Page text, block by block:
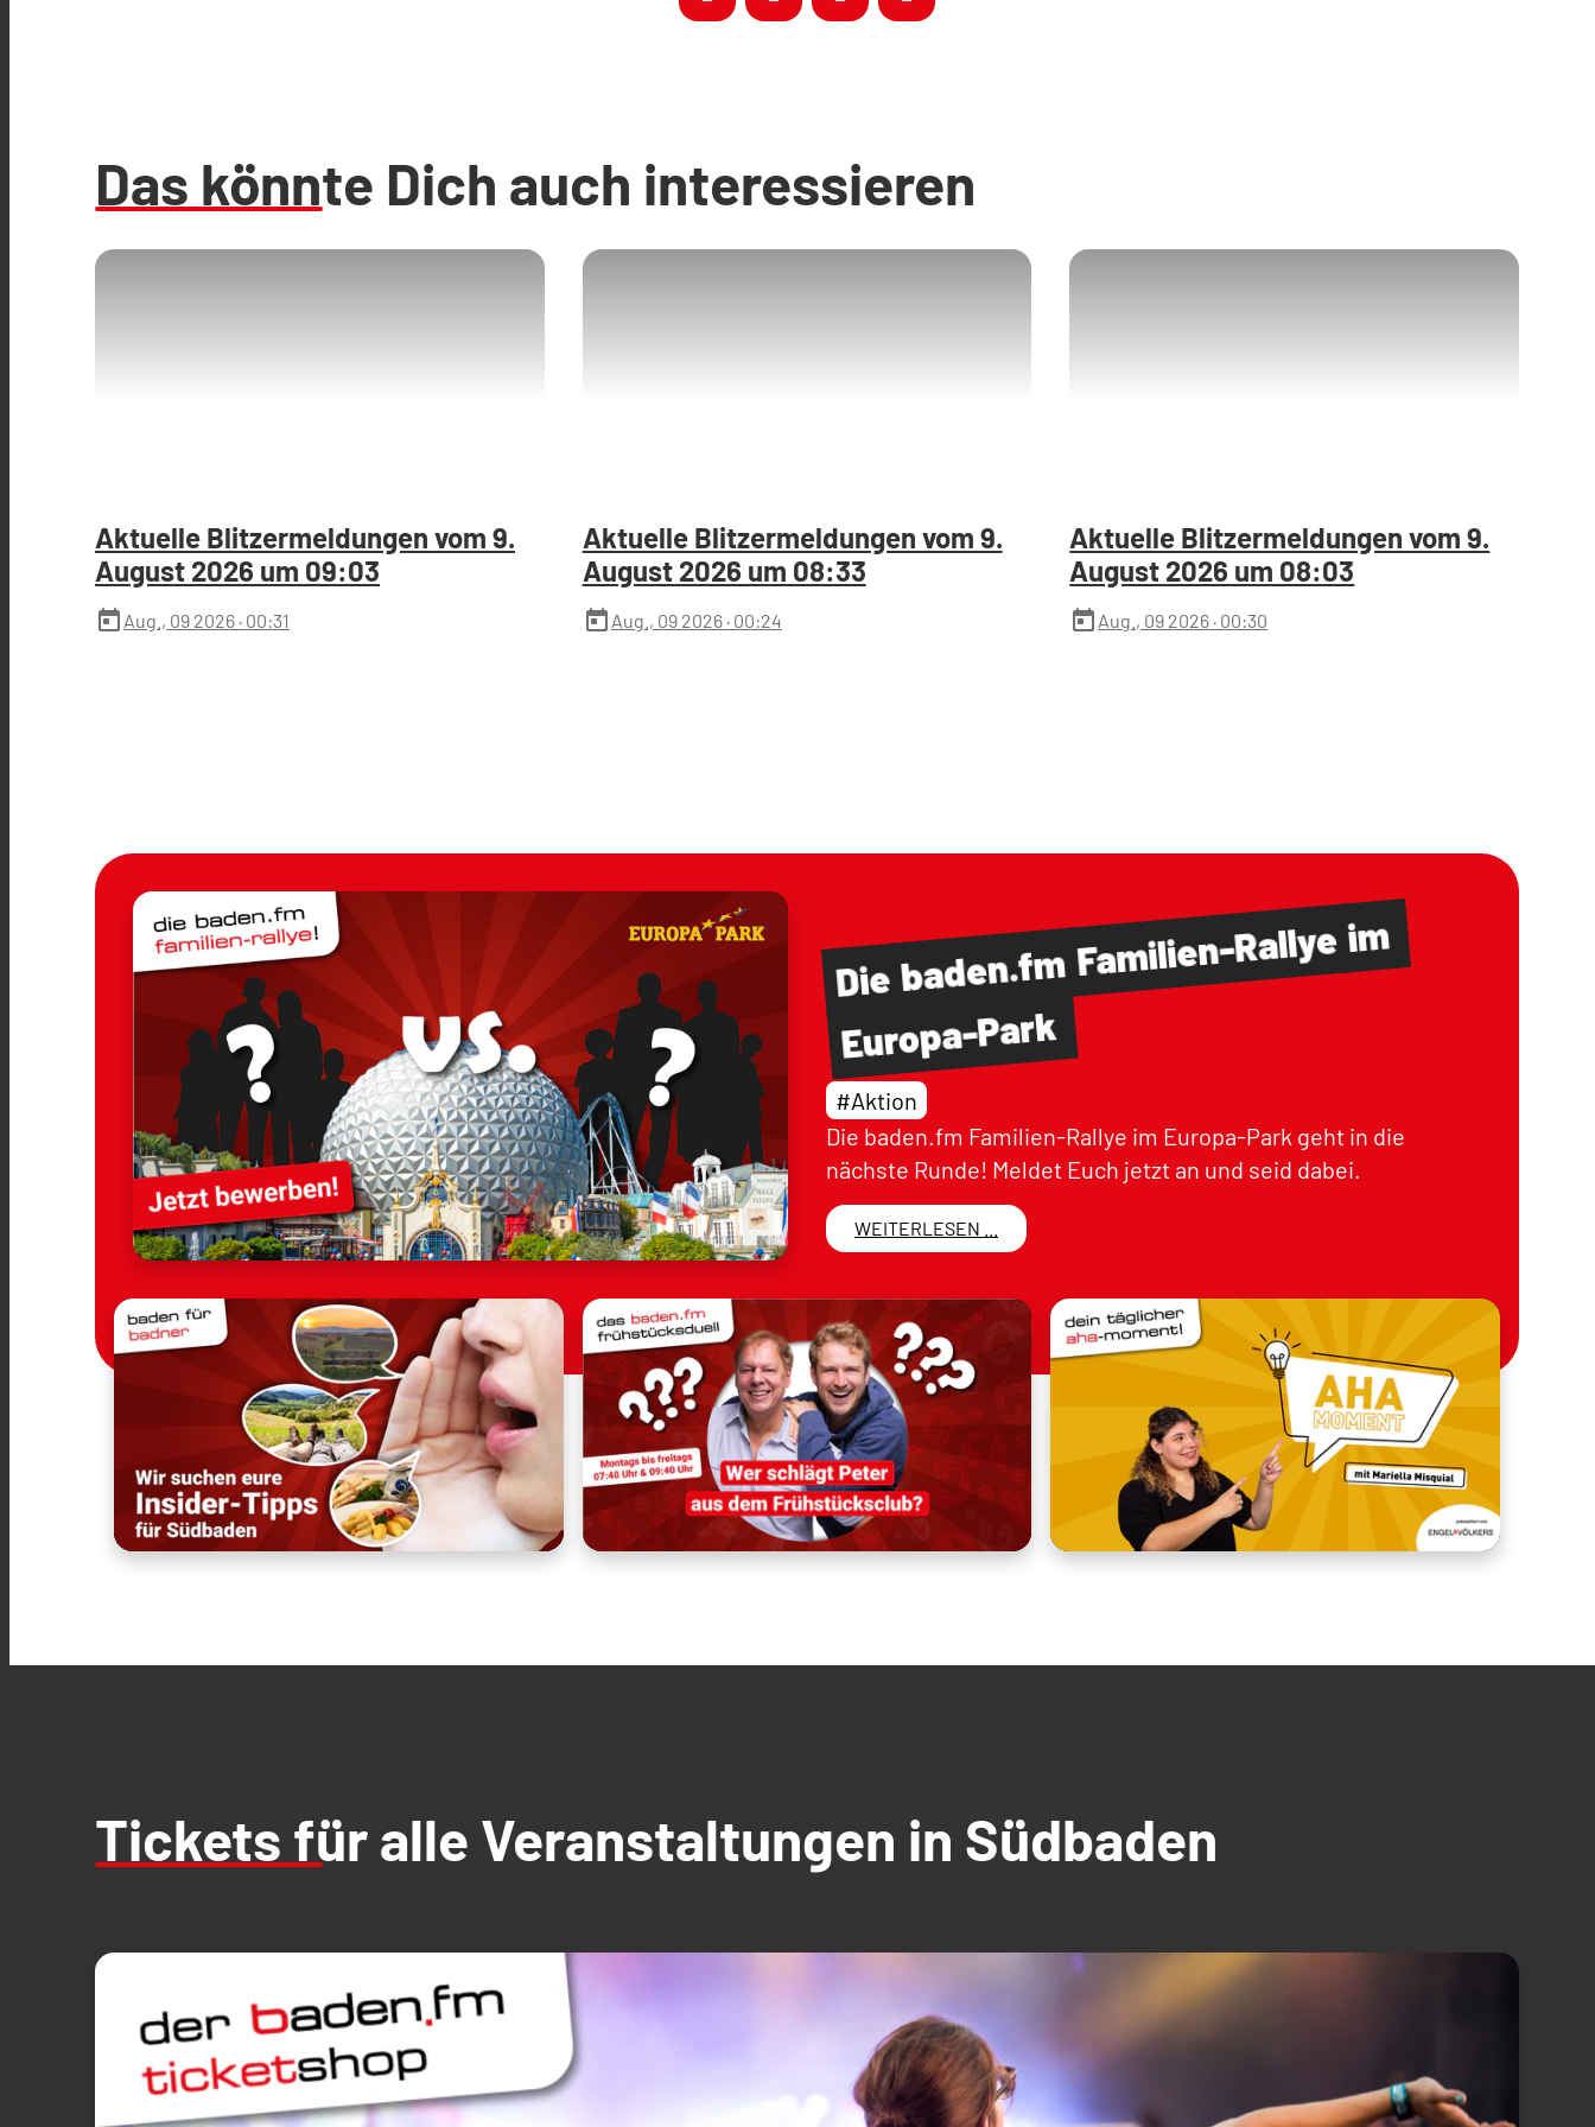
Das könnte Dich auch interessieren
Aktuelle Blitzermeldungen vom 9.
August 2026 um 09:03
today Aug., 09 2026 · 00:31
Aktuelle Blitzermeldungen vom 9.
August 2026 um 08:33
today Aug., 09 2026· 00:24
Aktuelle Blitzermeldungen vom 9.
August 2026 um 08:03
todayAug., 09 2026 · 00:30
Die baden.fmFamilien-Rallyeim
Europa-Park
#Aktion
Die baden.fm Familien-Rallye im Europa-Park geht in die
nächste Runde! Meldet Euch jetzt an und seid dabei.
WEITERLESEN ...
Tickets für alle Veranstaltungen in Südbaden